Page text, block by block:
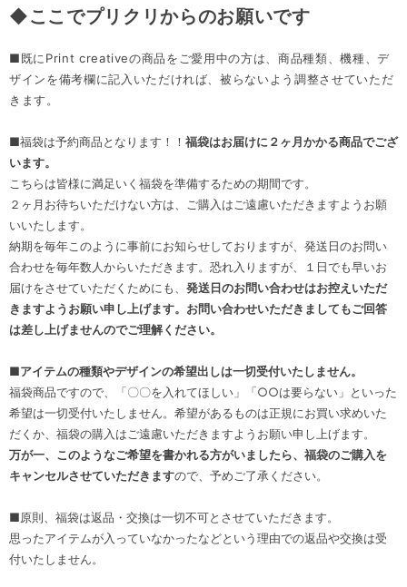
◆ここでプリクリからのお願いです
■既にPrint creativeの商品をご愛用中の方は、商品種類、機種、デ
ザインを備考欄に記入いただければ、被らないよう調整させていただ
きます。
■福袋は予約商品となります！！ 福袋はお届けに２ヶ月かかる商品でござ
います。
こちらは皆様に満足いく福袋を準備するための期間です。
２ヶ月お待ちいただけない方は、ご購入はご遠慮いただきますようお願
いいたします。
納期を毎年このように事前にお知らせしておりますが、発送日のお問い
合わせを毎年数人からいただきます。恐れ入りますが、１日でも早いお
届けをさせていただくためにも、 発送日のお問い合わせはお控えいただ
きますようお願い申し上げます。お問い合わせいただきましてもご回答
は差し上げませんのでご理解ください。
■アイテムの種類やデザインの希望出しは一切受付いたしません。
福袋商品ですので、「〇〇を入れてほしい」「○○は要らない」といった
希望は一切受付いたしません。希望があるものは正規にお買い求めいた
だくか、福袋の購入はご遠慮いただきますようお願い申し上げます。
万が一、このようなご希望を書かれる方がいましたら、福袋のご購入を
キャンセルさせていただきますので、予めご了承ください。
■原則、福袋は返品・交換は一切不可とさせていただきます。
思ったアイテムが入っていなかったなどという理由での返品や交換は受
付いたしません。